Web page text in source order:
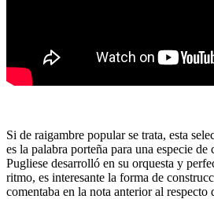
Si de raigambre popular se trata, esta
es la palabra porteña para una especie
Pugliese desarrolló en su orquesta y
ritmo, es interesante la forma de
comentaba en la nota anterior al respecto